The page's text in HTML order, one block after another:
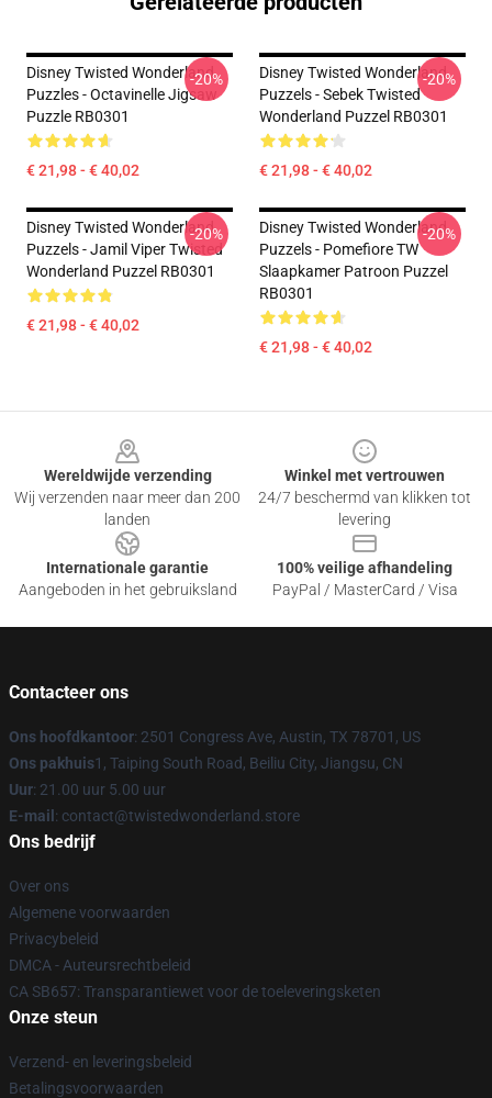
Disney Twisted Wonderland
Puzzles - Octavinelle Jigsaw
Puzzle RB0301
€ 21,98 - € 40,02
-20%
Disney Twisted Wonderland
Puzzels - Sebek Twisted
Wonderland Puzzel RB0301
€ 21,98 - € 40,02
-20%
Disney Twisted Wonderland
Puzzels - Jamil Viper Twisted
Wonderland Puzzel RB0301
€ 21,98 - € 40,02
-20%
Disney Twisted Wonderland
Puzzels - Pomefiore TW
Slaapkamer Patroon Puzzel
RB0301
€ 21,98 - € 40,02
-20%
Wereldwijde verzending
Wij verzenden naar meer dan 200
landen
Winkel met vertrouwen
24/7 beschermd van klikken tot
levering
Internationale garantie
Aangeboden in het gebruiksland
100% veilige afhandeling
PayPal / MasterCard / Visa
Contacteer ons
Ons hoofdkantoor: 2501 Congress Ave, Austin, TX 78701, US
Ons pakhuis1, Taiping South Road, Beiliu City, Jiangsu, CN
Uur: 21.00 uur 5.00 uur
E-mail : contact@twistedwonderland.store
Ons bedrijf
Over ons
Algemene voorwaarden
Privacybeleid
DMCA - Auteursrechtbeleid
CA SB657: Transparantiewet voor de toeleveringsketen
Onze steun
Verzend- en leveringsbeleid
Betalingsvoorwaarden